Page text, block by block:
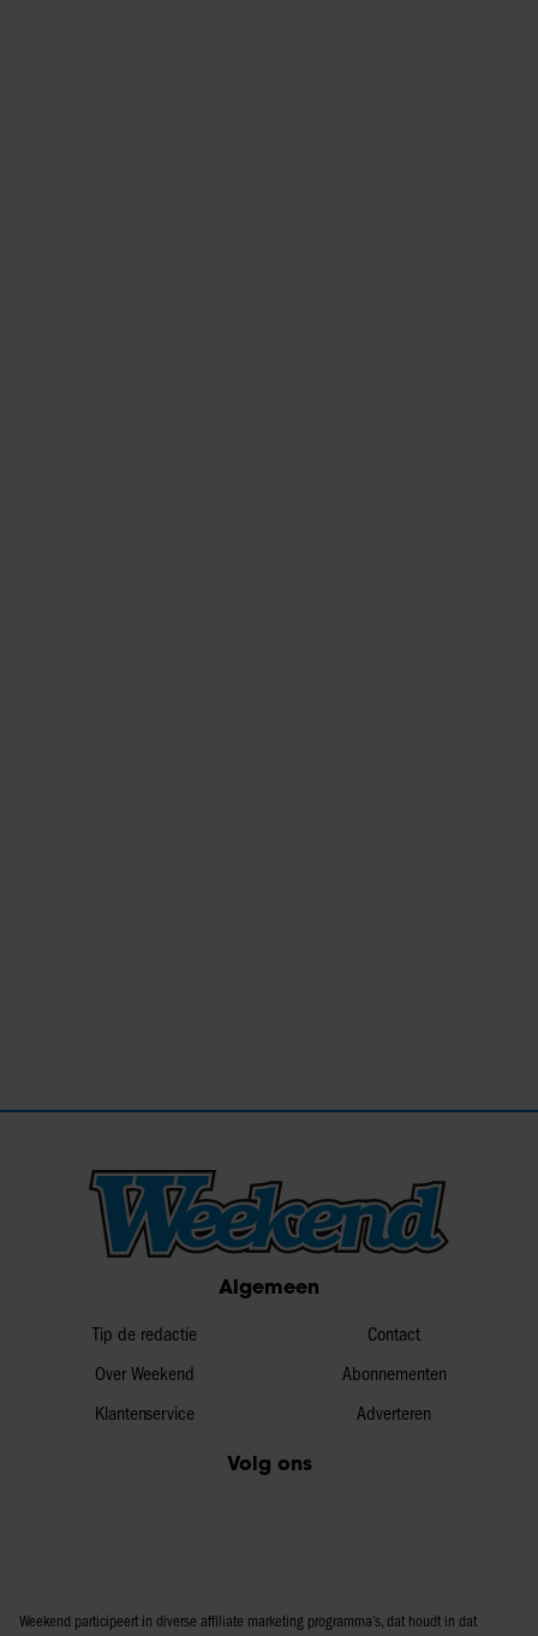
Algemeen
Tip de redactie
Over Weekend
Klantenservice
Contact
Abonnementen
Adverteren
Volg ons
Weekend participeert in diverse affiliate marketing programma’s, dat houdt in dat